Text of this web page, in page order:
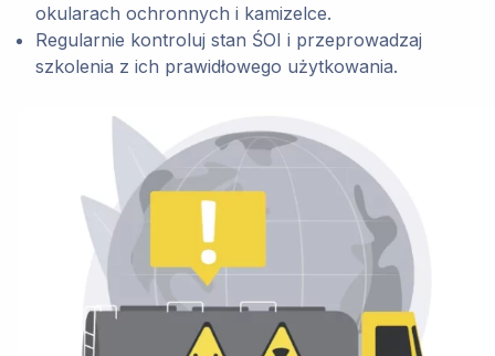
okularach ochronnych i kamizelce.
Regularnie kontroluj stan ŚOI i przeprowadzaj
szkolenia z ich prawidłowego użytkowania.